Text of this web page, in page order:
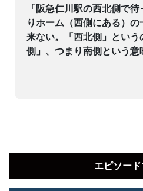
「阪急仁川駅の西北側で
りホーム（西側にある）
来ない。「西北側」とい
側」、つまり南側という意
エピソー